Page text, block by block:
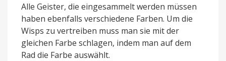
Alle Geister, die eingesammelt werden müssen
haben ebenfalls verschiedene Farben. Um die
Wisps zu vertreiben muss man sie mit der
gleichen Farbe schlagen, indem man auf dem
Rad die Farbe auswählt.